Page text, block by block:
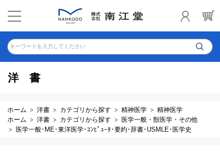
キーワードを入力してください
洋書
ホーム 洋書 カテゴリから探す 精神医学
精神医学
ホーム
洋書 カテゴリから探す
医学一般・獣医学・その他
医学一般･ME･東洋医学･ｺﾝﾋﾟｭｰﾀ･要約･辞書･USMLE･医学史